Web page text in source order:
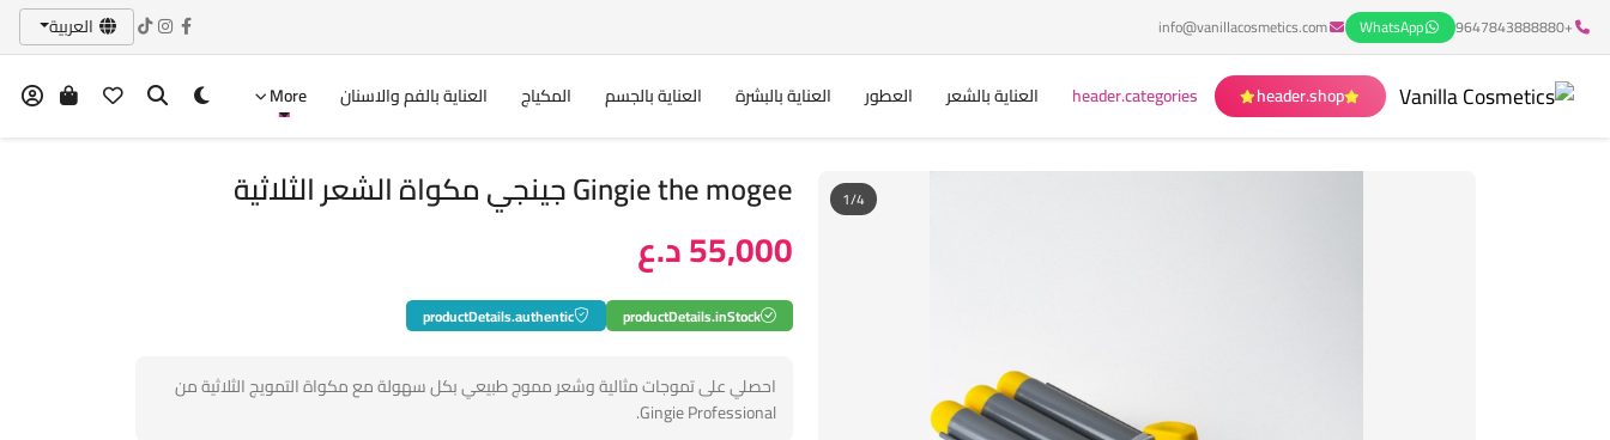
+9647843888880
WhatsApp
info@vanillacosmetics.com العربية
header.shop
header.categories العناية بالشعر العطور العناية بالبشرة العناية بالجسم المكياج العناية بالفم والاسنان More
1/4 Gingie the mogee جينجي مكواة الشعر الثلاثية
55,000 د.ع
productDetails.inStock
productDetails.authentic
احصلي على تموجات مثالية وشعر مموج طبيعي بكل سهولة مع مكواة التمويج الثلاثية من
Gingie Professional.